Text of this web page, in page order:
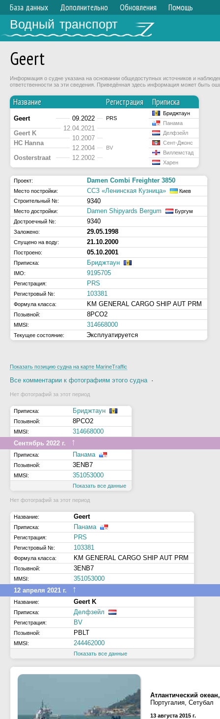
База данных Дополнительно Обновления Помощь
Водный транспорт
Geert
Информация о судне указана на основании общедоступных источников и
ответственности за эти сведения. Приведённая здесь информация может быть
Название Регистрация Приписка
Geert 09.2022 PRS
Бриджтаун
12.04.2021
Панама
Geert K
10.2007
BV
Делфзейл
HC Hanna
12.2004
Сент-Джонс
Oosterstraat 12.2002
Виллемстад
Харен
Проект: Damen Combi Freighter 3850
Место постройки: ССЗ «Ленинская Кузница»
Киев
Строительный №:
9340
Место достройки: Damen Shipyards Bergum
Бургум
Достроечный №:
9340
Заложено: 29.05.1998
Спущено на воду: 21.10.2000
Построено: 05.10.2001
Приписка: Бриджтаун
IMO: 9195705
Регистрация: PRS
Регистровый №: 103381
Формула класса: KM GENERAL CARGO SHIP AUT PRM
Позывной: 8PCO2
MMSI: 314668000
Текущее состояние: Эксплуатируется
Показать позицию судна на карте MarineTraffic
Все комментарии к фотографиям этого судна·
Нет фотографий за этот период
Приписка: Бриджтаун
Позывной: 8PCO2
MMSI:
314668000
Сентябрь 2022 г.
↑
Приписка: Панама
Позывной: 3ENB7
MMSI: 351053000
Показать все данные
Нет фотографий за этот период
Название: Geert
Приписка: Панама
Регистрация: PRS
Регистровый №: 103381
Формула класса: KM GENERAL CARGO SHIP AUT PRM
Позывной: 3ENB7
MMSI:
351053000
12 апреля 2021 г.
↑
Название: Geert K
Приписка: Делфзейл
Регистрация: BV
Позывной: PBLT
MMSI: 244462000
Показать все данные
Атлантический
Португалия, Сетубал
13 августа 2015 г.